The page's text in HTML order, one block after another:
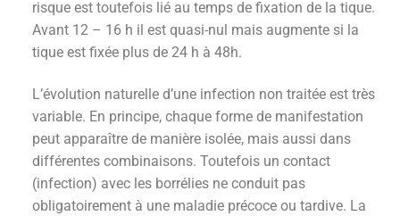
risque est toutefois lié au temps de fixation de la tique.
Avant 12 – 16 h il est quasi-nul mais augmente si la
tique est fixée plus de 24 h à 48h.
L’évolution naturelle d’une infection non traitée est très
variable. En principe, chaque forme de manifestation
peut apparaître de manière isolée, mais aussi dans
différentes combinaisons. Toutefois un contact
(infection) avec les borrélies ne conduit pas
obligatoirement à une maladie précoce ou tardive. La